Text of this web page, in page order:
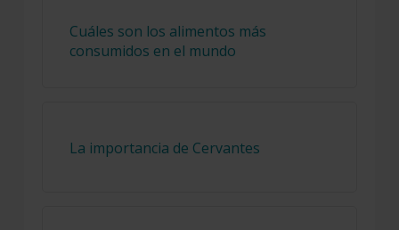
Cuáles son los alimentos más
consumidos en el mundo
La importancia de Cervantes